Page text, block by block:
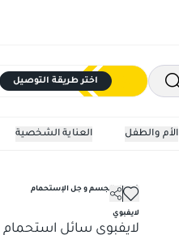
اختر طريقة التوصيل
العناية الشخصية الأم والطفل
غسول الجسم و جل الإستحمام
لايفبوي
لايفبوي سائل استحمام